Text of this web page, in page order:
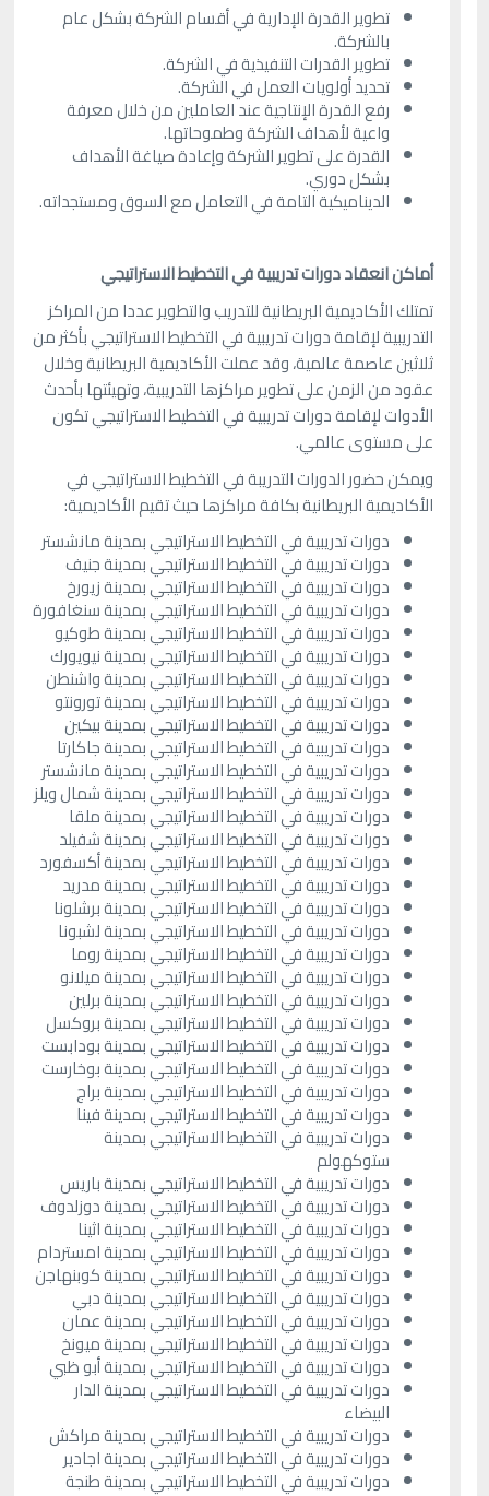
تطوير القدرة الإدارية في أقسام الشركة بشكل عام
بالشركة.
تطوير القدرات التنفيذية في الشركة.
تحديد أولويات العمل في الشركة.
رفع القدرة الإنتاجية عند العاملين من خلال معرفة
واعية لأهداف الشركة وطموحاتها.
القدرة على تطوير الشركة وإعادة صياغة الأهداف
بشكل دوري.
الديناميكية التامة في التعامل مع السوق ومستجداته.
أماكن انعقاد دورات تدريبية في التخطيط الاستراتيجي
تمتلك الأكاديمية البريطانية للتدريب والتطوير عددا من المراكز
التدريبية لإقامة دورات تدريبية في التخطيط الاستراتيجي بأكثر من
ثلاثين عاصمة عالمية، وقد عملت الأكاديمية البريطانية وخلال
عقود من الزمن على تطوير مراكزها التدريبية، وتهيئتها بأحدث
الأدوات لإقامة دورات تدريبية في التخطيط الاستراتيجي تكون
على مستوى عالمي.
ويمكن حضور الدورات التدريبة في التخطيط الاستراتيجي في
الأكاديمية البريطانية بكافة مراكزها حيث تقيم الأكاديمية:
دورات تدريبية في التخطيط الاستراتيجي بمدينة مانشستر
دورات تدريبية في التخطيط الاستراتيجي بمدينة جنيف
دورات تدريبية في التخطيط الاستراتيجي بمدينة زيورخ
دورات تدريبية في التخطيط الاستراتيجي بمدينة سنغافورة
دورات تدريبية في التخطيط الاستراتيجي بمدينة طوكيو
دورات تدريبية في التخطيط الاستراتيجي بمدينة نيويورك
دورات تدريبية في التخطيط الاستراتيجي بمدينة واشنطن
دورات تدريبية في التخطيط الاستراتيجي بمدينة تورونتو
دورات تدريبية في التخطيط الاستراتيجي بمدينة بيكين
دورات تدريبية في التخطيط الاستراتيجي بمدينة جاكارتا
دورات تدريبية في التخطيط الاستراتيجي بمدينة مانشستر
دورات تدريبية في التخطيط الاستراتيجي بمدينة شمال ويلز
دورات تدريبية في التخطيط الاستراتيجي بمدينة ملقا
دورات تدريبية في التخطيط الاستراتيجي بمدينة شفيلد
دورات تدريبية في التخطيط الاستراتيجي بمدينة أكسفورد
دورات تدريبية في التخطيط الاستراتيجي بمدينة مدريد
دورات تدريبية في التخطيط الاستراتيجي بمدينة برشلونا
دورات تدريبية في التخطيط الاستراتيجي بمدينة لشبونا
دورات تدريبية في التخطيط الاستراتيجي بمدينة روما
دورات تدريبية في التخطيط الاستراتيجي بمدينة ميلانو
دورات تدريبية في التخطيط الاستراتيجي بمدينة برلين
دورات تدريبية في التخطيط الاستراتيجي بمدينة بروكسل
دورات تدريبية في التخطيط الاستراتيجي بمدينة بودابست
دورات تدريبية في التخطيط الاستراتيجي بمدينة بوخارست
دورات تدريبية في التخطيط الاستراتيجي بمدينة براج
دورات تدريبية في التخطيط الاستراتيجي بمدينة فينا
دورات تدريبية في التخطيط الاستراتيجي بمدينة
ستوكهولم
دورات تدريبية في التخطيط الاستراتيجي بمدينة باريس
دورات تدريبية في التخطيط الاستراتيجي بمدينة دوزلدوف
دورات تدريبية في التخطيط الاستراتيجي بمدينة اثينا
دورات تدريبية في التخطيط الاستراتيجي بمدينة امستردام
دورات تدريبية في التخطيط الاستراتيجي بمدينة كوبنهاجن
دورات تدريبية في التخطيط الاستراتيجي بمدينة دبي
دورات تدريبية في التخطيط الاستراتيجي بمدينة عمان
دورات تدريبية في التخطيط الاستراتيجي بمدينة ميونخ
دورات تدريبية في التخطيط الاستراتيجي بمدينة أبو ظبي
دورات تدريبية في التخطيط الاستراتيجي بمدينة الدار
البيضاء
دورات تدريبية في التخطيط الاستراتيجي بمدينة مراكش
دورات تدريبية في التخطيط الاستراتيجي بمدينة اجادير
دورات تدريبية في التخطيط الاستراتيجي بمدينة طنجة